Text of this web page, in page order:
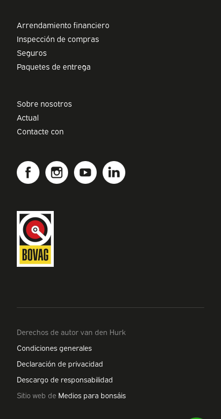
Arrendamiento financiero
Inspección de compras
Seguros
Paquetes de entrega
Sobre nosotros
Actual
Contacte con
Derechos de autor van den Hurk
Condiciones generales
Declaración de privacidad
Descargo de responsabilidad
Sitio web de Medios para bonsáis